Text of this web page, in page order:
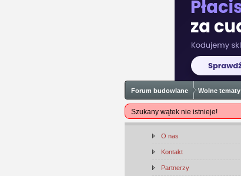
Forum budowlane Wolne tematy
Szukany wątek nie istnieje!
O nas
Kontakt
Partnerzy